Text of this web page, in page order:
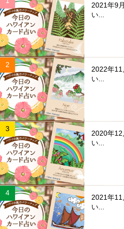
2021年9
い...
2022年
い...
2020年
い...
2021年
い...